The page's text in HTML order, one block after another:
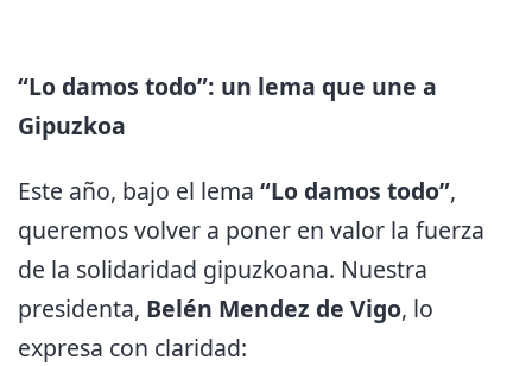
“Lo damos todo”: un lema que une a
Gipuzkoa
Este año, bajo el lema “Lo damos todo”,
queremos volver a poner en valor la fuerza
de la solidaridad gipuzkoana. Nuestra
presidenta, Belén Mendez de Vigo, lo
expresa con claridad: